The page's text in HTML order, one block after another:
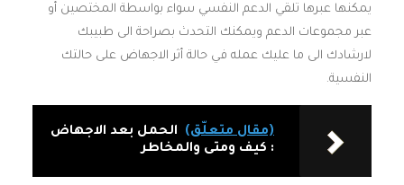
يمكنها عبرها تلقي الدعم النفسي سواء بواسطة المختصين أو
عبر مجموعات الدعم ويمكنك التحدث بصراحة الى طبيبك
لارشادك الى ما عليك عمله في حالة أثر الاجهاض على حالتك
النفسية.
(مقال متعلّق)
الحمل بعد الاجهاض
: كيف ومتى والمخاطر